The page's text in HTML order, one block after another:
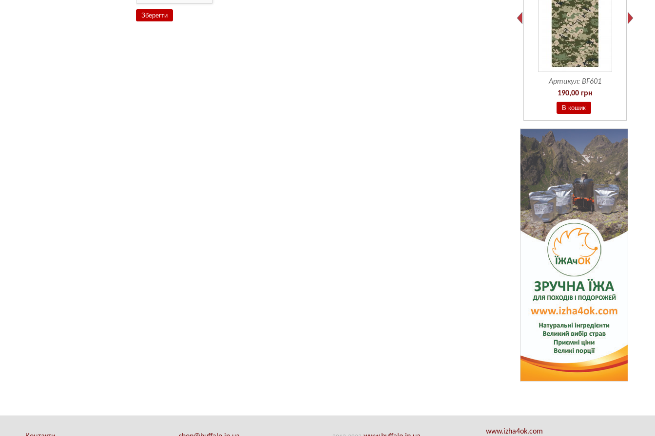
Артикул: BF601
190,00 грн
www.izha4ok.com